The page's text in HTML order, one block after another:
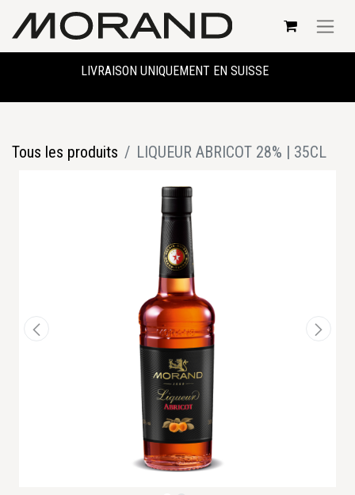
LIVRAISON UNIQUEMENT EN SUISSE
Tous les produits LIQUEUR ABRICOT 28% | 35CL